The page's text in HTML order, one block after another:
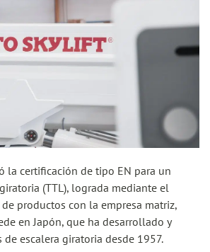
la certificación de tipo EN para un
(TTL), lograda mediante el
productos con la empresa matriz,
en Japón, que ha desarrollado y
escalera giratoria desde 1957.